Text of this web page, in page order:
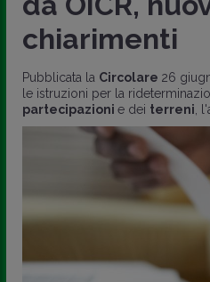
chiarimenti
Pubblicata la Circolare 26
le istruzioni per la
partecipazioni e dei terreni ,